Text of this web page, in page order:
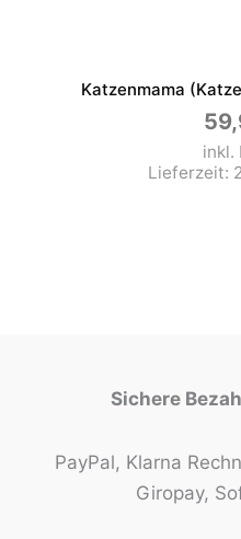
Katzenmama
inkl.
Lieferzeit:
Sichere
PayPal, Klarna
Giropay,